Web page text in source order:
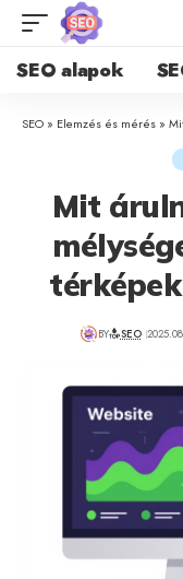
SEO alapok
SEO » Elemzés és mérés » Mit
Mit
BY SEO